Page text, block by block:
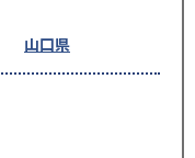
山口県